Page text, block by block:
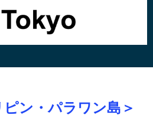
キ
ッ
プ
ン・パラワン島＞